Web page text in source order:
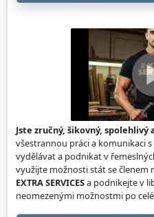
Jste zručný, šikovný, spolehlivý
všestrannou práci a komunikaci
vydělávat a podnikat v
využijte možnosti stát se členem
EXTRA SERVICESa podnikejte v
neomezenými možnostmi po